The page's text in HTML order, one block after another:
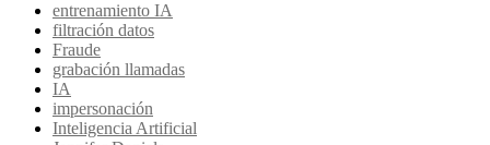
entrenamiento IA
filtración datos
Fraude
grabación llamadas
IA
impersonación
Inteligencia Artificial